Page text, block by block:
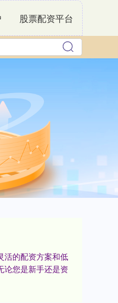
股票配资平台
活的配资方案和低
论您是新手还是资